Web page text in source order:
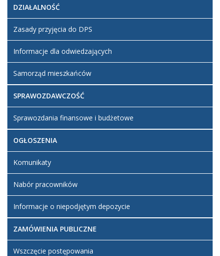
DZIAŁALNOŚĆ
Zasady przyjęcia do DPS
Informacje dla odwiedzających
Samorząd mieszkańców
SPRAWOZDAWCZOŚĆ
Sprawozdania finansowe i budżetowe
OGŁOSZENIA
Komunikaty
Nabór pracowników
Informacje o niepodjętym depozycie
ZAMÓWIENIA PUBLICZNE
Wszczęcie postępowania